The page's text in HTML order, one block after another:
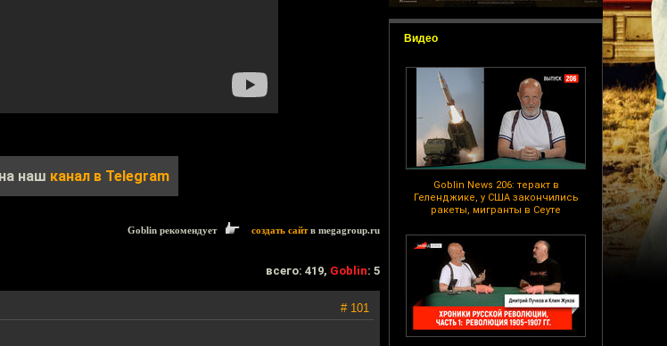
Видео
Goblin News 206: теракт в
Геленджике, у США закончились
ракеты, мигранты в Сеуте
наш канал в Telegram
Goblin рекомендует создать сайтв megagroup.ru
всего: 419, Goblin: 5
# 101